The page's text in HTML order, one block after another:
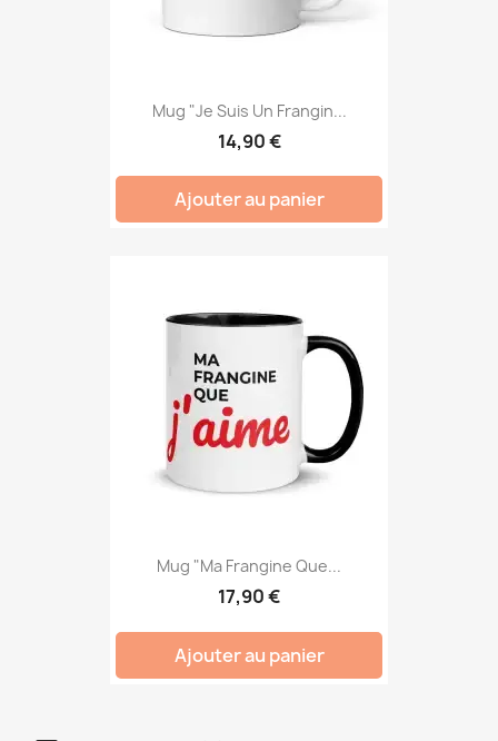
Mug "Je Suis Un Frangin...
14,90 €
Ajouter au panier
Mug "Ma Frangine Que...
17,90 €
Ajouter au panier